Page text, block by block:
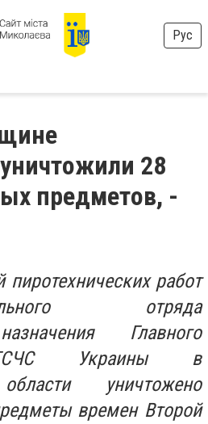
Рус
28
предметов, -
пиротехнических работ
отряда
Главного
ГСЧС Украины в
уничтожено
времен Второй